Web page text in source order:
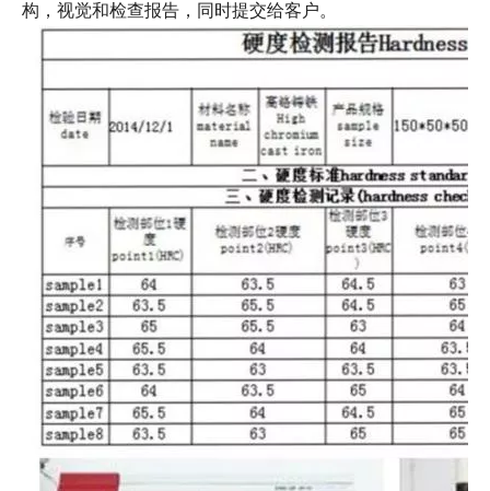
构，视觉和检查报告，同时提交给客户。